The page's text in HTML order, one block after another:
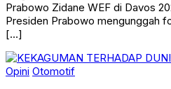
Prabowo Zidane WEF di Davos
Presiden Prabowo mengunggah
[…]
Opini Otomotif